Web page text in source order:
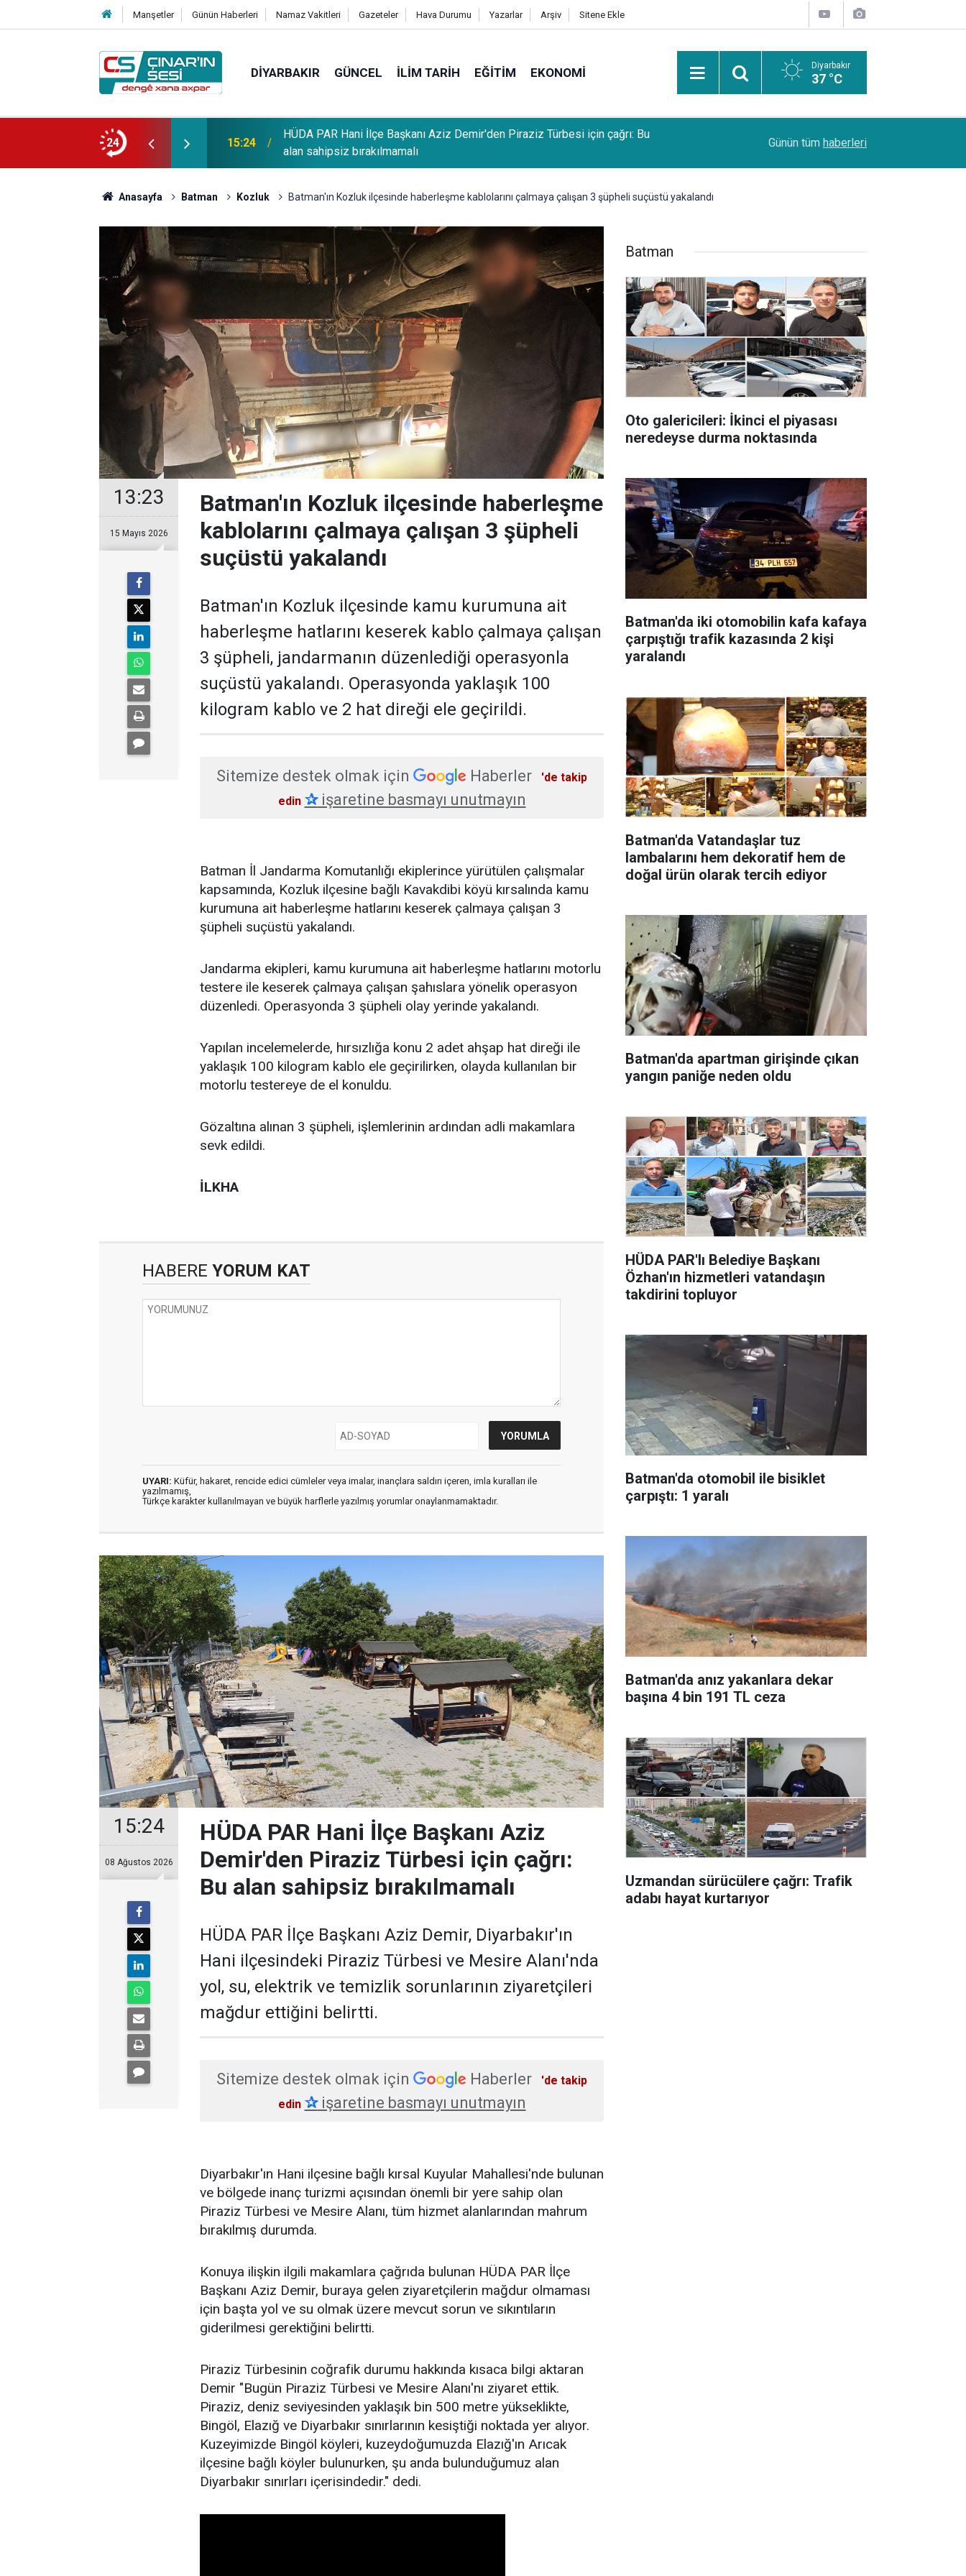
Manşetler Günün Haberleri Namaz Vakitleri Gazeteler Hava Durumu Yazarlar Arşiv Sitene Ekle
DIYARBAKIR GÜNCEL İLIM TARIH EĞITIM EKONOMI Diyarbakır
37 °C
24
vefat etmiştir 15:24
HÜDA PAR Hani İlçe Başkanı Aziz Demir'den Piraziz Türbesi için çağrı: Bu
alan sahipsiz bırakılmamalı
Diyarbakır’da 4 ayrı kurşunlama ve yaralama
Günün tüm haberleri
Anasayfa Batman Kozluk Batman'ın Kozluk ilçesinde haberleşme kablolarını çalmaya çalışan 3 şüpheli suçüstü yakalandı
13:23
15 Mayıs 2026
Batman'ın Kozluk ilçesinde haberleşme
kablolarını çalmaya çalışan 3 şüpheli
suçüstü yakalandı
Batman'ın Kozluk ilçesinde kamu kurumuna ait
haberleşme hatlarını keserek kablo çalmaya çalışan
3 şüpheli, jandarmanın düzenlediği operasyonla
suçüstü yakalandı. Operasyonda yaklaşık 100
kilogram kablo ve 2 hat direği ele geçirildi.
Sitemize destek olmak için Haberler
'de takip
edin ✰işaretine basmayı unutmayın
Batman İl Jandarma Komutanlığı ekiplerince yürütülen çalışmalar
kapsamında, Kozluk ilçesine bağlı Kavakdibi köyü kırsalında kamu
kurumuna ait haberleşme hatlarını keserek çalmaya çalışan 3
şüpheli suçüstü yakalandı.
Jandarma ekipleri, kamu kurumuna ait haberleşme hatlarını motorlu
testere ile keserek çalmaya çalışan şahıslara yönelik operasyon
düzenledi. Operasyonda 3 şüpheli olay yerinde yakalandı.
Yapılan incelemelerde, hırsızlığa konu 2 adet ahşap hat direği ile
yaklaşık 100 kilogram kablo ele geçirilirken, olayda kullanılan bir
motorlu testereye de el konuldu.
Gözaltına alınan 3 şüpheli, işlemlerinin ardından adli makamlara
sevk edildi.
İLKHA
HABERE YORUM KAT
UYARI: Küfür, hakaret, rencide edici cümleler veya imalar, inançlara saldırı içeren, imla kuralları ile
yazılmamış,
Türkçe karakter kullanılmayan ve büyük harflerle yazılmış yorumlar onaylanmamaktadır.
15:24
08 Ağustos 2026
HÜDA PAR Hani İlçe Başkanı Aziz
Demir'den Piraziz Türbesi için çağrı:
Bu alan sahipsiz bırakılmamalı
HÜDA PAR İlçe Başkanı Aziz Demir, Diyarbakır'ın
Hani ilçesindeki Piraziz Türbesi ve Mesire Alanı'nda
yol, su, elektrik ve temizlik sorunlarının ziyaretçileri
mağdur ettiğini belirtti.
Sitemize destek olmak için Haberler
'de takip
edin ✰işaretine basmayı unutmayın
Diyarbakır'ın Hani ilçesine bağlı kırsal Kuyular Mahallesi'nde bulunan
ve bölgede inanç turizmi açısından önemli bir yere sahip olan
Piraziz Türbesi ve Mesire Alanı, tüm hizmet alanlarından mahrum
bırakılmış durumda.
Konuya ilişkin ilgili makamlara çağrıda bulunan HÜDA PAR İlçe
Başkanı Aziz Demir, buraya gelen ziyaretçilerin mağdur olmaması
için başta yol ve su olmak üzere mevcut sorun ve sıkıntıların
giderilmesi gerektiğini belirtti.
Piraziz Türbesinin coğrafik durumu hakkında kısaca bilgi aktaran
Demir "Bugün Piraziz Türbesi ve Mesire Alanı'nı ziyaret ettik.
Piraziz, deniz seviyesinden yaklaşık bin 500 metre yükseklikte,
Bingöl, Elazığ ve Diyarbakır sınırlarının kesiştiği noktada yer alıyor.
Kuzeyimizde Bingöl köyleri, kuzeydoğumuzda Elazığ'ın Arıcak
ilçesine bağlı köyler bulunurken, şu anda bulunduğumuz alan
Diyarbakır sınırları içerisindedir." dedi.
Batman
Oto galericileri: İkinci el piyasası
neredeyse durma noktasında
Batman'da iki otomobilin kafa kafaya
çarpıştığı trafik kazasında 2 kişi
yaralandı
Batman'da Vatandaşlar tuz
lambalarını hem dekoratif hem de
doğal ürün olarak tercih ediyor
Batman'da apartman girişinde çıkan
yangın paniğe neden oldu
HÜDA PAR'lı Belediye Başkanı
Özhan'ın hizmetleri vatandaşın
takdirini topluyor
Batman'da otomobil ile bisiklet
çarpıştı: 1 yaralı
Batman'da anız yakanlara dekar
başına 4 bin 191 TL ceza
Uzmandan sürücülere çağrı: Trafik
adabı hayat kurtarıyor